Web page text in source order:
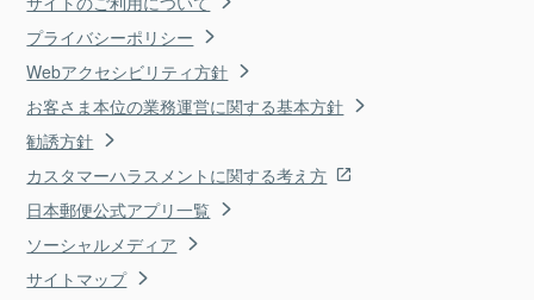
プライバシーポリシー
Webアクセシビリティ方針
お客さま本位の業務運営に関する基本方針
勧誘方針
カスタマーハラスメントに関する考え方
日本郵便公式アプリ一覧
ソーシャルメディア
サイトマップ